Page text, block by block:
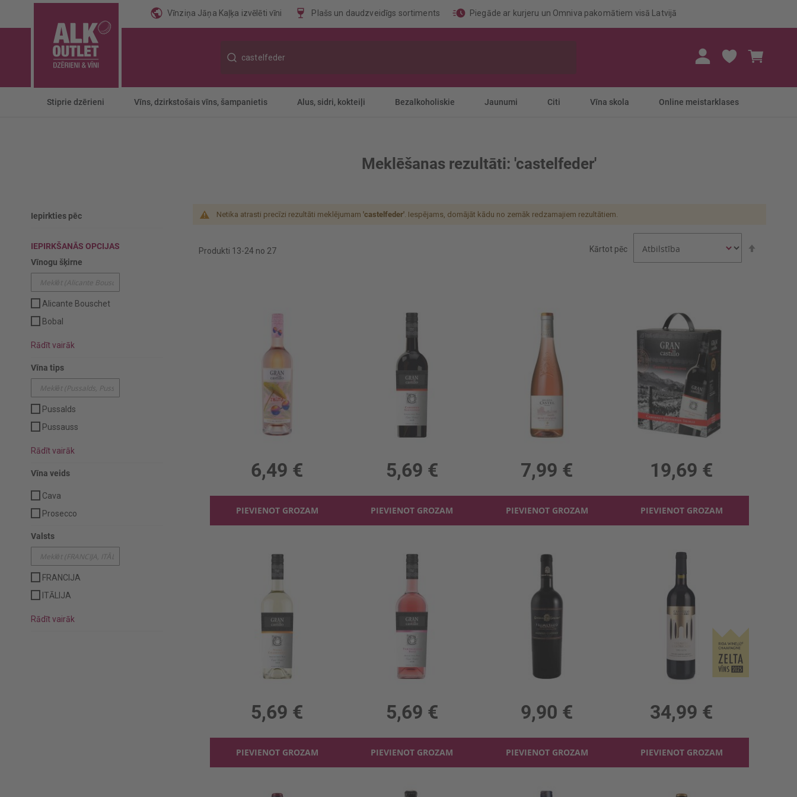
Vīnziņa Jāņa Kaļķa izvēlēti vīni Plašs un daudzveidīgs sortiments Piegāde ar kurjeru un Omniva pakomātiem visā Latvijā
Stiprie dzērieni Vīns, dzirkstošais vīns, šampanietis Alus, sidri, kokteiļi Bezalkoholiskie Jaunumi Citi Vīna skola Online meistarklases
Meklēšanas rezultāti: 'castelfeder'
Netika atrasti precīzi rezultāti meklējumam 'castelfeder'. Iespējams, domājāt kādu no zemāk redzamajiem rezultātiem.
Produkti 13-24no 27 Kārtot pēc
6,49 €
PIEVIENOT GROZAM
5,69 €
PIEVIENOT GROZAM
7,99 €
PIEVIENOT GROZAM
19,69 €
PIEVIENOT GROZAM
5,69 €
PIEVIENOT GROZAM
Rozā vīns Gran Castillo Rose 11%
5,69 €
PIEVIENOT GROZAM
9,90 €
PIEVIENOT GROZAM
Sarkanv. Castello Trebbio Lastricato 14%
34,99 €
PIEVIENOT GROZAM
Iepirkties pēc
IEPIRKŠANĀS OPCIJAS
Vīnogu šķirne
Alicante Bouschet
Bobal
Rādīt vairāk
Vīna tips
Pussalds
Pussauss
Rādīt vairāk
Vīna veids
Cava
Prosecco
Valsts
FRANCIJA
ITĀLIJA
Rādīt vairāk